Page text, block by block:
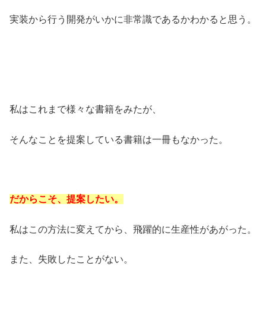
実装から行う開発がいかに非常識であるかわかると思う。
私はこれまで様々な書籍をみたが、
そんなことを提案している書籍は一冊もなかった。
だからこそ、提案したい。
私はこの方法に変えてから、飛躍的に生産性があがった。
また、失敗したことがない。